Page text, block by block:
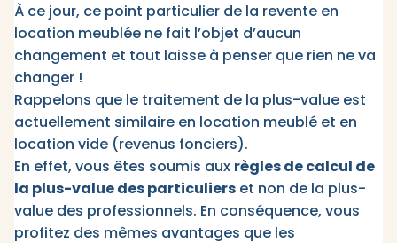
À ce jour, ce point particulier de la revente en
location meublée ne fait l’objet d’aucun
changement et tout laisse à penser que rien ne va
changer !
Rappelons que le traitement de la plus-value est
actuellement similaire en location meublé et en
location vide (revenus fonciers).
En effet, vous êtes soumis aux règles de calcul de
la plus-value des particuliers et non de la plus-
value des professionnels. En conséquence, vous
profitez des mêmes avantages que les